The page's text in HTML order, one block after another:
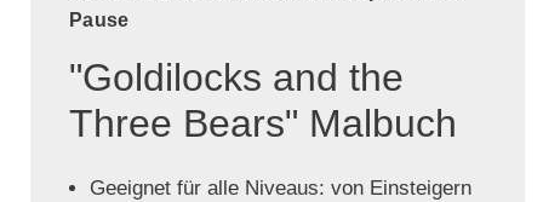
Pause
"Goldilocks and the
Three Bears" Malbuch
Geeignet für alle Niveaus: von Einsteigern